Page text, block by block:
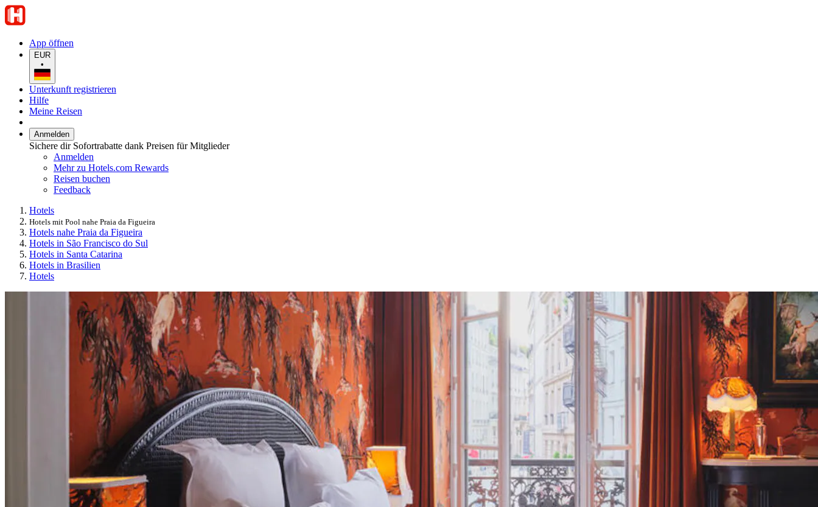
App öffnen
EUR
•
Unterkunft registrieren
Hilfe
Meine Reisen
Anmelden
Sichere dir Sofortrabatte dank Preisen für Mitglieder
Anmelden
Mehr zu Hotels.com Rewards
Reisen buchen
Feedback
Hotels
Hotels mit Pool nahe Praia da Figueira
Hotels nahe Praia da Figueira
Hotels in São Francisco do Sul
Hotels in Santa Catarina
Hotels in Brasilien
Hotels